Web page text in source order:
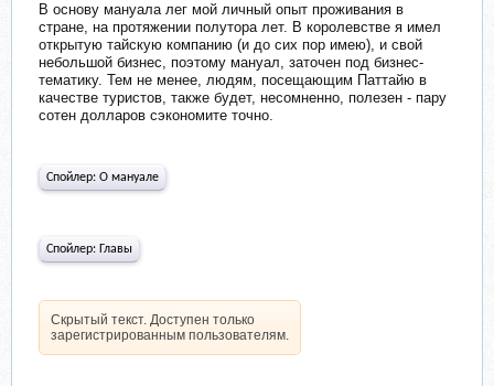
В основу мануала лег мой личный опыт проживания в
стране, на протяжении полутора лет. В королевстве я имел
открытую тайскую компанию (и до сих пор имею), и свой
небольшой бизнес, поэтому мануал, заточен под бизнес-
тематику. Тем не менее, людям, посещающим Паттайю в
качестве туристов, также будет, несомненно, полезен - пару
сотен долларов сэкономите точно.
Спойлер: О мануале
Спойлер: Главы
Скрытый текст. Доступен только
зарегистрированным пользователям.